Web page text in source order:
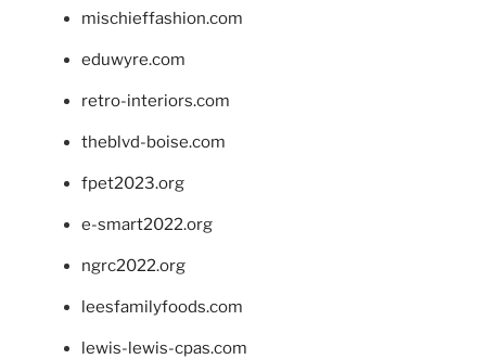
mischieffashion.com
eduwyre.com
retro-interiors.com
theblvd-boise.com
fpet2023.org
e-smart2022.org
ngrc2022.org
leesfamilyfoods.com
lewis-lewis-cpas.com